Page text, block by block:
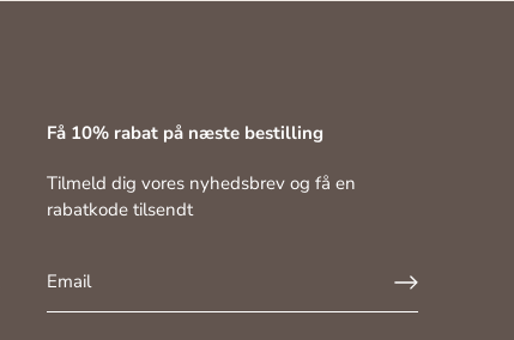
Få 10% rabat på næste bestilling
Tilmeld dig vores nyhedsbrev og få en
rabatkode tilsendt